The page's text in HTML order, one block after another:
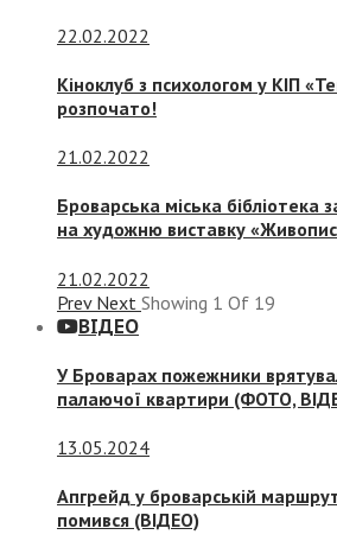
22.02.2022
Кіноклуб з психологом у КІП
розпочато!
21.02.2022
Броварська міська бібліотека
на художню виставку
21.02.2022
Prev Next Showing 1 Of 19
ВІДЕО
У Броварах пожежники
палаючої квартири (ФОТО,
13.05.2024
Апгрейд у броварській
помився (ВІДЕО)